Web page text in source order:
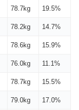
78.7kg 19.5%
78.2kg 14.7%
78.6kg 15.9%
76.0kg 11.1%
78.7kg 15.5%
79.0kg 17.0%